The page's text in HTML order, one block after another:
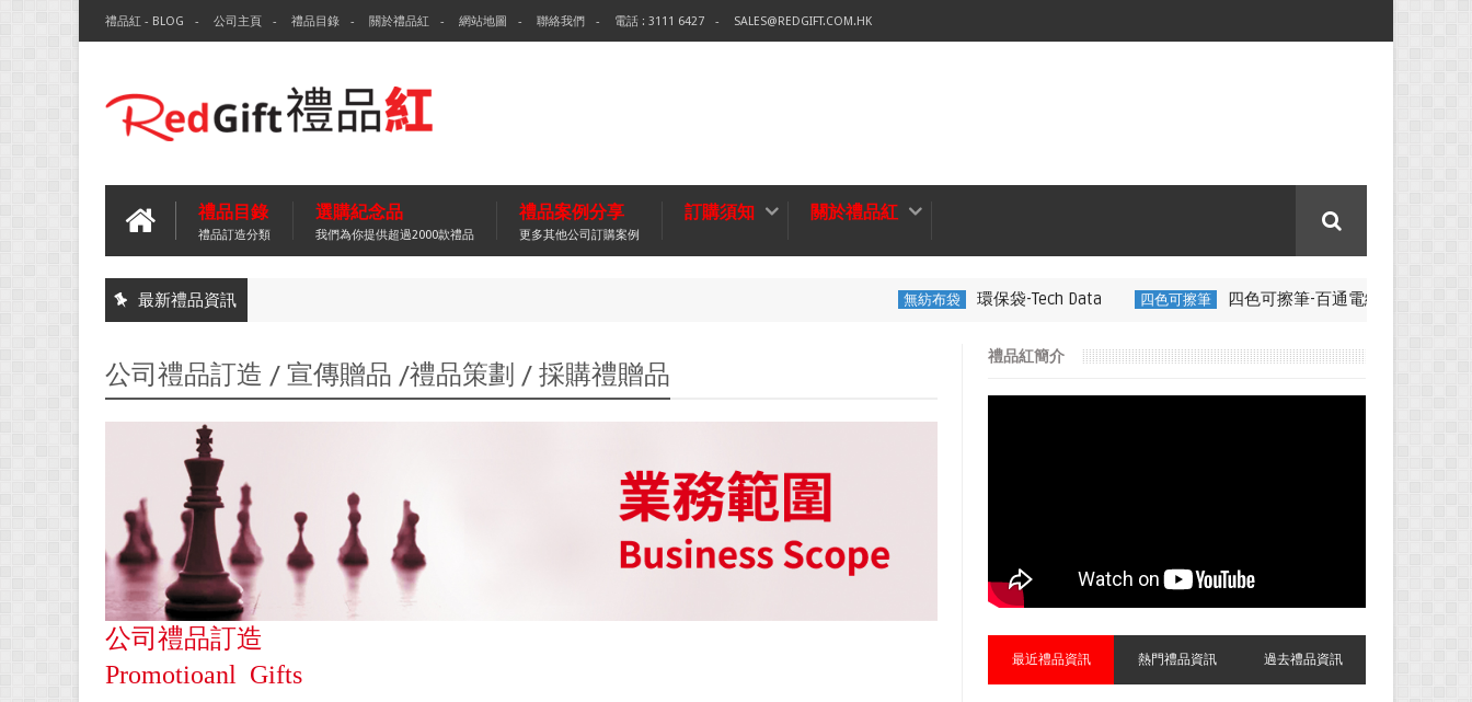
禮品紅 - BLOG 公司主頁 禮品目錄 關於禮品紅 網站地圖 聯絡我們 電話 : 3111 6427 SALES@REDGIFT.COM.HK
禮品目錄
禮品訂造分類
選購紀念品
我們為你提供超過2000款禮品
禮品案例分享
更多其他公司訂購案例
訂購須知 關於禮品紅
最新禮品資訊 環保袋-Tech Data 四色可擦筆 四色可擦筆-百通電纜 350ML 折疊矽膠咖啡杯特
公司禮品訂造 / 宣傳贈品 /禮品策劃 / 採購禮贈品
公司禮品訂造
Promotioanl Gifts
禮品紅簡介
最近禮品資訊 熱門禮品資訊 過去禮品資訊